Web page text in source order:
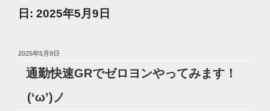
日: 2025年5月9日
投
2025年5月9日
通勤快速GRでゼロヨンやってみます！
(‘ω’)ノ